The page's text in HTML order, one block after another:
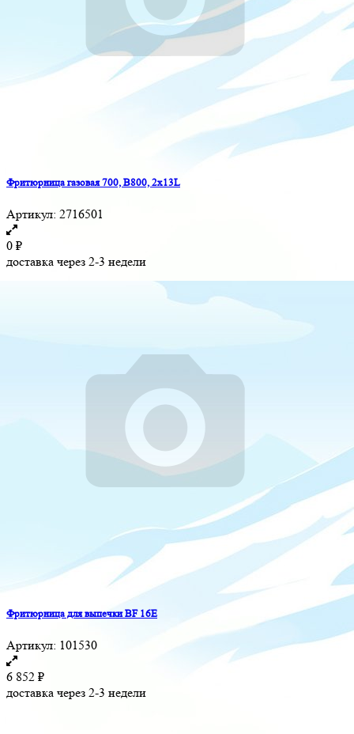
Фритюрница газовая 700, B800, 2x13L
Артикул: 2716501
0 ₽
доставка через 2-3 недели
Фритюрница для выпечки BF 16E
Артикул: 101530
6 852 ₽
доставка через 2-3 недели